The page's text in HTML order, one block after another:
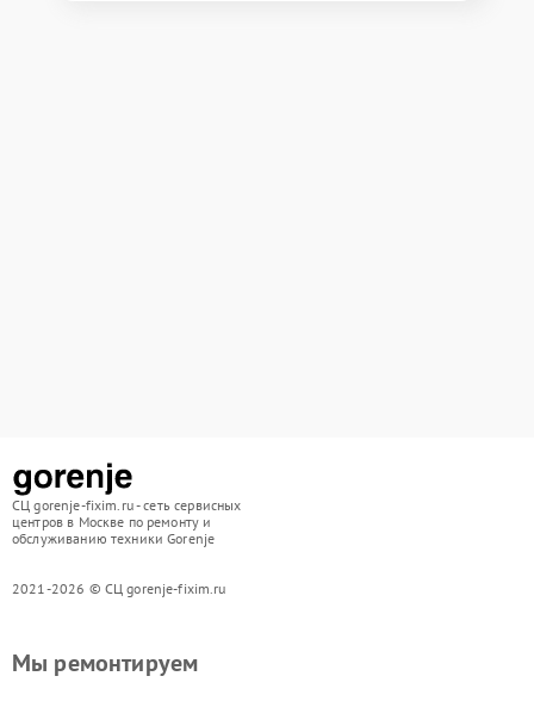
СЦ gorenje-fixim.ru - сеть сервисных
центров в Москве по ремонту и
обслуживанию техники Gorenje
2021-2026 © СЦ gorenje-fixim.ru
Мы ремонтируем